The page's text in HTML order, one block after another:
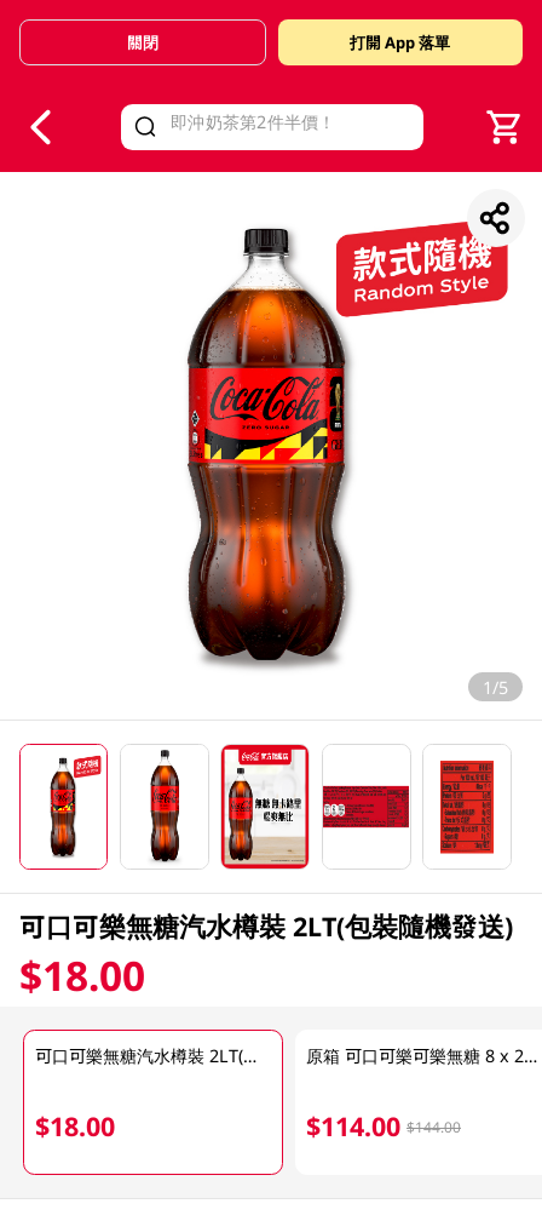
Valid Until 30 June 2026
關閉 打開 App 落單
1/5
可口可樂無糖汽水樽裝 2LT(包裝隨機發送)
$18.00
可口可樂無糖汽水樽裝 2LT(包裝隨機發送)
$18.00
原箱 可口可樂可樂無糖 8 x 2LT
$114.00 $144.00